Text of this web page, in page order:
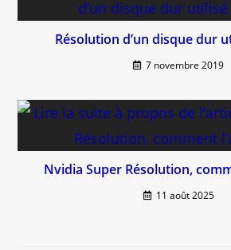
Résolution d’un disque dur
7 novembre 2019
Nvidia Super Résolution,
11 août 2025